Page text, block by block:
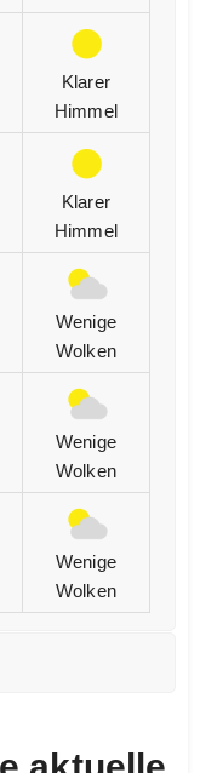
Klarer
Himmel
Klarer
Himmel
Wenige
Wolken
Wenige
Wolken
Wenige
Wolken